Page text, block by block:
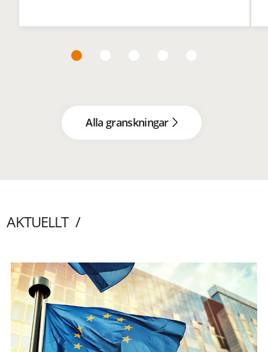
Alla granskningar
AKTUELLT